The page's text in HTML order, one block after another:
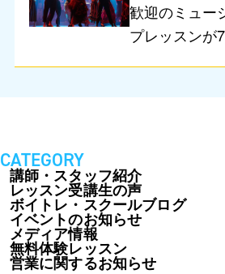
CATEGORY
講師・スタッフ紹介
レッスン受講生の声
ボイトレ・スクールブログ
イベントのお知らせ
メディア情報
無料体験レッスン
営業に関するお知らせ
歓迎のミュー
プレッスンが